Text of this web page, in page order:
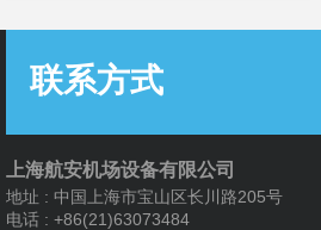
联系方式
上海航安机场设备有限公司
地址 : 中国上海市宝山区长川路205号
电话 : +86(21)63073484